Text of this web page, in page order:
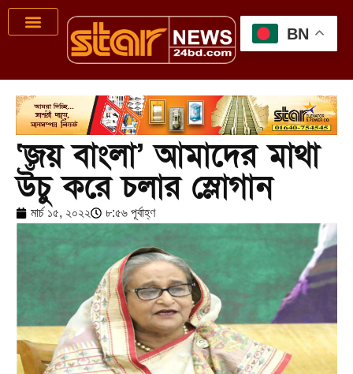
‘জয় বাংলা’ আমাদের মাথা
উঁচু করে চলার স্লোগান
মার্চ ১৫, ২০২২ ৮:৫৬ পূর্বাহ্ণ
BN